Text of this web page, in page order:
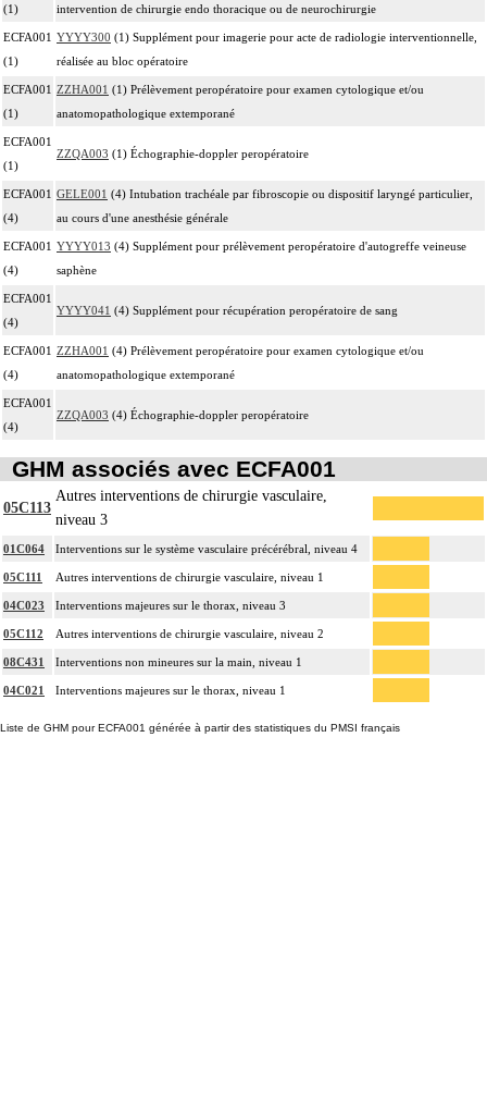
(1)
intervention de chirurgie endo thoracique ou de neurochirurgie
ECFA001
(1)
YYYY300 (1) Supplément pour imagerie pour acte de radiologie interventionnelle,
réalisée au bloc opératoire
ECFA001
(1)
ZZHA001 (1) Prélèvement peropératoire pour examen cytologique et/ou
anatomopathologique extemporané
ECFA001
(1)
ZZQA003 (1) Échographie-doppler peropératoire
ECFA001
(4)
GELE001 (4) Intubation trachéale par fibroscopie ou dispositif laryngé particulier,
au cours d'une anesthésie générale
ECFA001
(4)
YYYY013 (4) Supplément pour prélèvement peropératoire d'autogreffe veineuse
saphène
ECFA001
(4)
YYYY041 (4) Supplément pour récupération peropératoire de sang
ECFA001
(4)
ZZHA001 (4) Prélèvement peropératoire pour examen cytologique et/ou
anatomopathologique extemporané
ECFA001
(4)
ZZQA003 (4) Échographie-doppler peropératoire
GHM associés avec ECFA001
05C113
Autres interventions de chirurgie vasculaire,
niveau 3
01C064 Interventions sur le système vasculaire précérébral, niveau 4
05C111 Autres interventions de chirurgie vasculaire, niveau 1
04C023 Interventions majeures sur le thorax, niveau 3
05C112 Autres interventions de chirurgie vasculaire, niveau 2
08C431 Interventions non mineures sur la main, niveau 1
04C021 Interventions majeures sur le thorax, niveau 1
Liste de GHM pour ECFA001 générée à partir des statistiques du PMSI français